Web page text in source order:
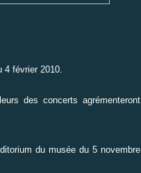
4 février 2010.
des concerts agrémenteront
du musée du 5 novembre